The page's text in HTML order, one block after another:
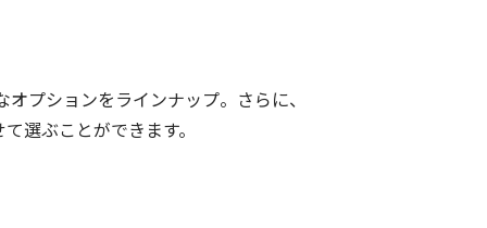
プションをラインナップ。さらに、
選ぶことができます。